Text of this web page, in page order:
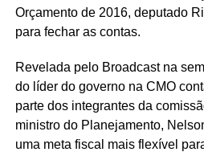
Orçamento de 2016, deputado
para fechar as contas.
Revelada pelo Broadcast na
do líder do governo na CMO
parte dos integrantes da
ministro do Planejamento,
uma meta fiscal mais flexível